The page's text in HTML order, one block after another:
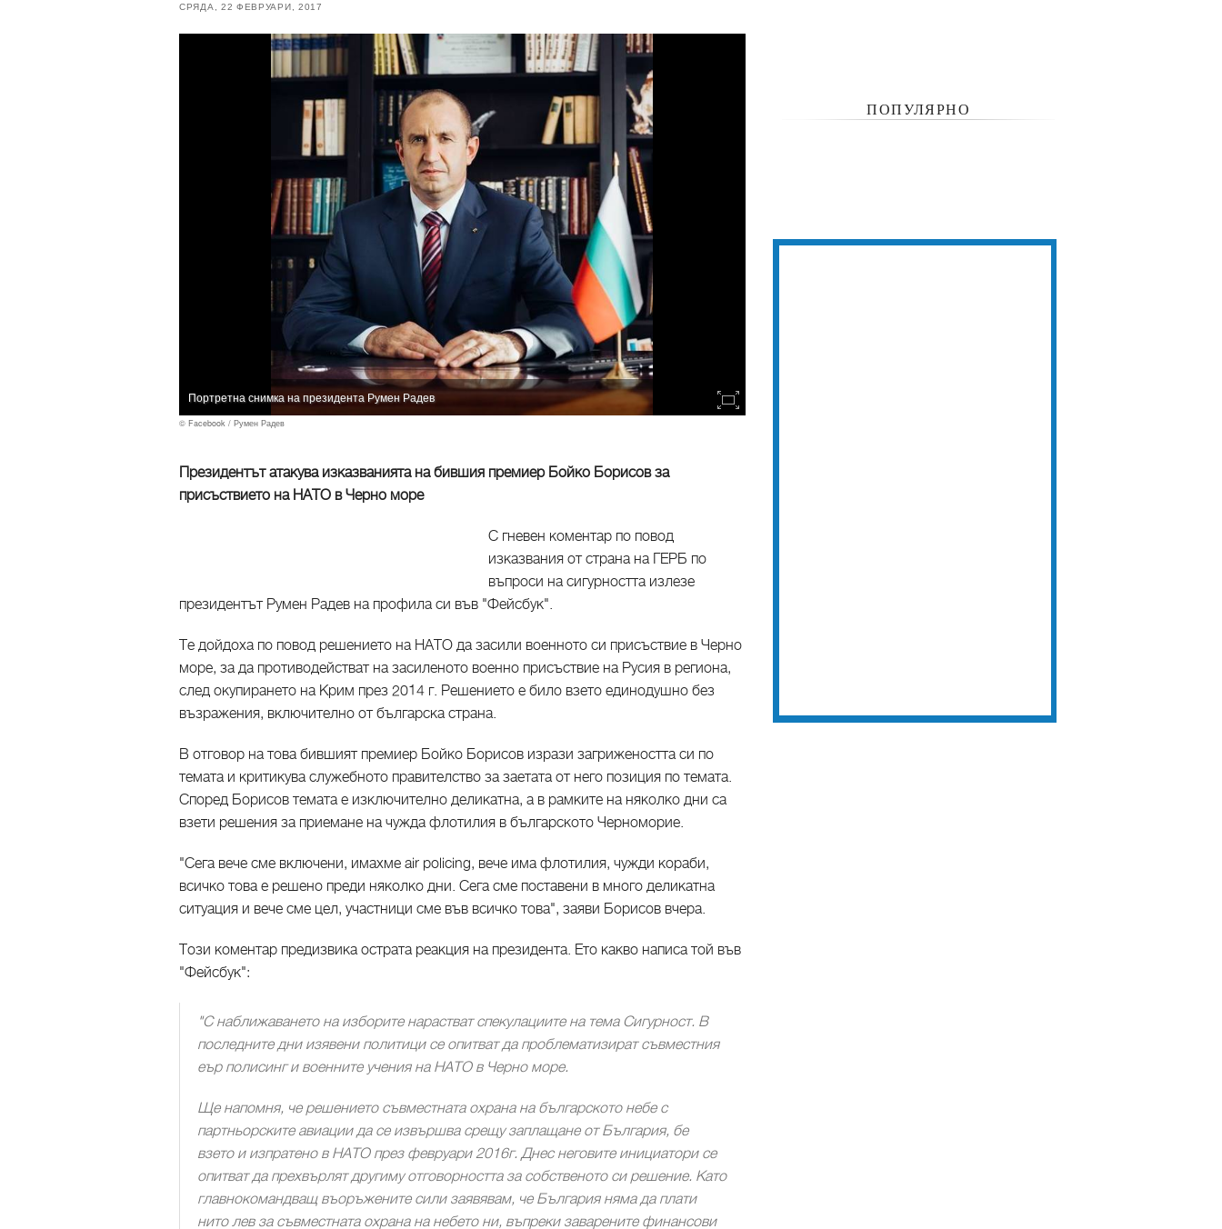
СРЯДА, 22 ФЕВРУАРИ, 2017
Портретна снимка на президента Румен Радев
© Facebook / Румен Радев
Президентът атакува изказванията на бившия премиер Бойко Борисов за
присъствието на НАТО в Черно море
С гневен коментар по повод
изказвания от страна на ГЕРБ по
въпроси на сигурността излезе
президентът Румен Радев на профила си във "Фейсбук".
Те дойдоха по повод решението на НАТО да засили военното си присъствие в Черно
море, за да противодействат на засиленото военно присъствие на Русия в региона,
след окупирането на Крим през 2014 г. Решението е било взето единодушно без
възражения, включително от българска страна.
В отговор на това бившият премиер Бойко Борисов изрази загрижеността си по
темата и критикува служебното правителство за заетата от него позиция по темата.
Според Борисов темата е изключително деликатна, а в рамките на няколко дни са
взети решения за приемане на чужда флотилия в българското Черноморие.
"Сега вече сме включени, имахме air policing, вече има флотилия, чужди кораби,
всичко това е решено преди няколко дни. Сега сме поставени в много деликатна
ситуация и вече сме цел, участници сме във всичко това", заяви Борисов вчера.
Този коментар предизвика острата реакция на президента. Ето какво написа той във
"Фейсбук":
"С наближаването на изборите нарастват спекулациите на тема Сигурност. В
последните дни изявени политици се опитват да проблематизират съвместния
еър полисинг и военните учения на НАТО в Черно море.
Ще напомня, че решението съвместната охрана на българското небе с
партньорските авиации да се извършва срещу заплащане от България, бе
взето и изпратено в НАТО през февруари 2016г. Днес неговите инициатори се
опитват да прехвърлят другиму отговорността за собственото си решение. Като
главнокомандващ въоръжените сили заявявам, че България няма да плати
нито лев за съвместната охрана на небето ни, въпреки заварените финансови
ПОПУЛЯРНО